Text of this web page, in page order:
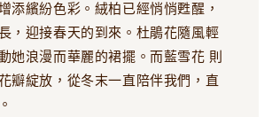
添繽紛色彩。絨柏已經悄悄甦醒，
，迎接春天的到來。杜鵑花隨風輕
她浪漫而華麗的裙擺。而藍雪花 則
瓣綻放，從冬末一直陪伴我們，直